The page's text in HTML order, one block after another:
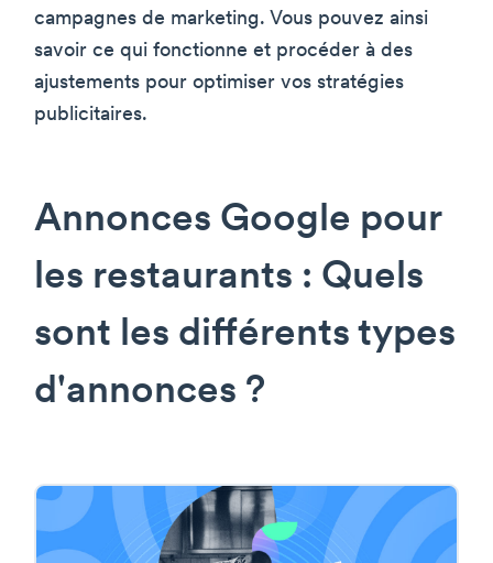
campagnes de marketing. Vous pouvez ainsi
savoir ce qui fonctionne et procéder à des
ajustements pour optimiser vos stratégies
publicitaires.
Annonces Google pour
les restaurants : Quels
sont les différents types
d'annonces ?